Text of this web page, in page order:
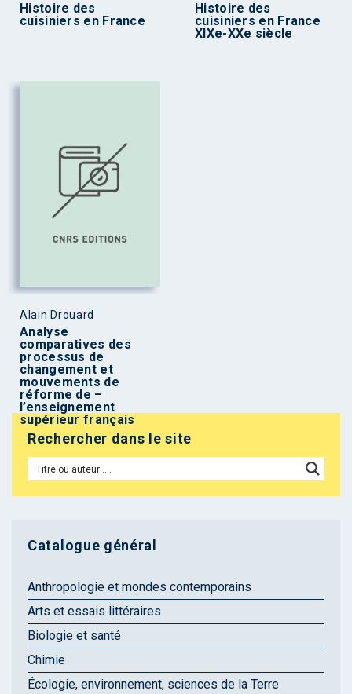
Histoire des
cuisiniers en France
Histoire des
cuisiniers en France
XIXe-XXe siècle
Alain Drouard
Analyse
comparatives des
processus de
changement et
mouvements de
réforme de –
l’enseignement
supérieur français
Rechercher dans le site
Catalogue général
Anthropologie et mondes contemporains
Arts et essais littéraires
Biologie et santé
Chimie
Écologie, environnement, sciences de la Terre